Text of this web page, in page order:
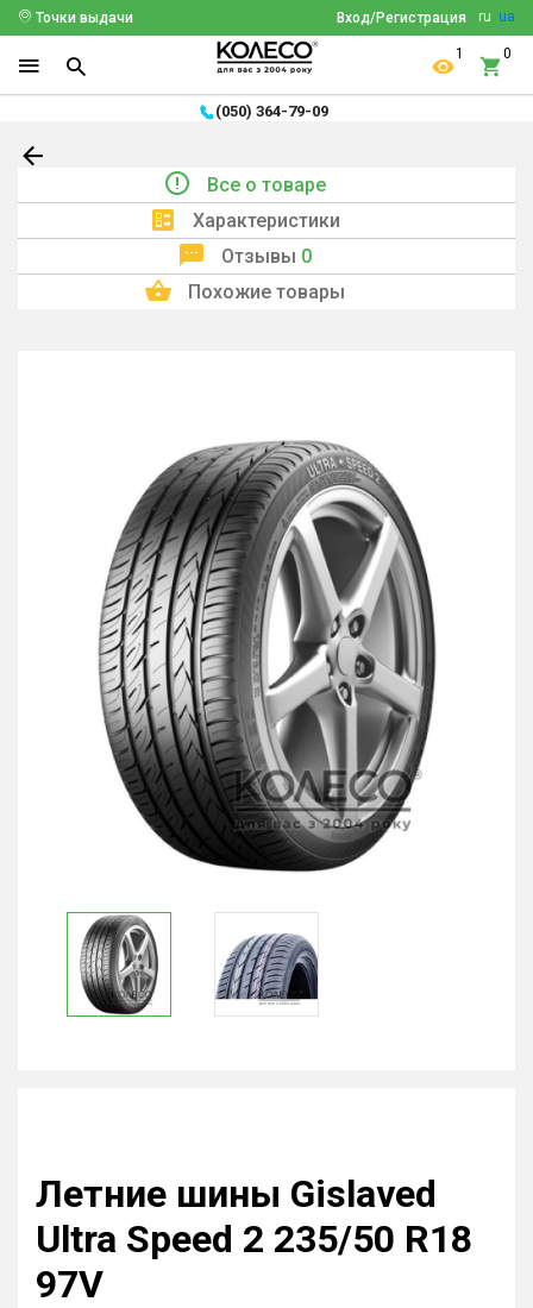
ru ua
Вход/Регистрация
Точки выдачи
1 0
(050) 364-79-09
Все о товаре
Характеристики
Отзывы 0
Похожие товары
Летние шины Gislaved
Ultra Speed 2 235/50 R18
97V